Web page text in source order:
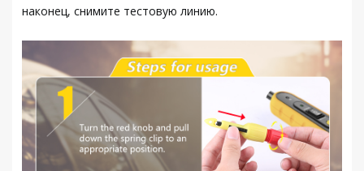
наконец, снимите тестовую линию.